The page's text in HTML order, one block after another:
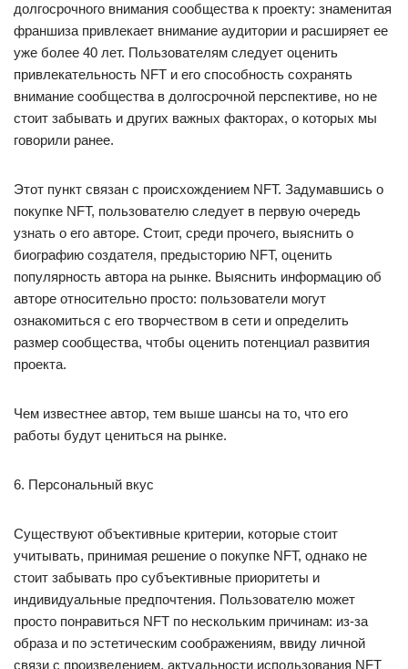
долгосрочного внимания сообщества к проекту: знаменитая
франшиза привлекает внимание аудитории и расширяет ее
уже более 40 лет. Пользователям следует оценить
привлекательность NFT и его способность сохранять
внимание сообщества в долгосрочной перспективе, но не
стоит забывать и других важных факторах, о которых мы
говорили ранее.
Этот пункт связан с происхождением NFT. Задумавшись о
покупке NFT, пользователю следует в первую очередь
узнать о его авторе. Стоит, среди прочего, выяснить о
биографию создателя, предысторию NFT, оценить
популярность автора на рынке. Выяснить информацию об
авторе относительно просто: пользователи могут
ознакомиться с его творчеством в сети и определить
размер сообщества, чтобы оценить потенциал развития
проекта.
Чем известнее автор, тем выше шансы на то, что его
работы будут цениться на рынке.
6. Персональный вкус
Существуют объективные критерии, которые стоит
учитывать, принимая решение о покупке NFT, однако не
стоит забывать про субъективные приоритеты и
индивидуальные предпочтения. Пользователю может
просто понравиться NFT по нескольким причинам: из-за
образа и по эстетическим соображениям, ввиду личной
связи с произведением, актуальности использования NFT